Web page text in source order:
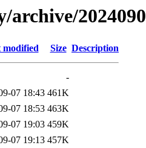
modified Size Description
-
07 18:43 461K
07 18:53 463K
07 19:03 459K
07 19:13 457K